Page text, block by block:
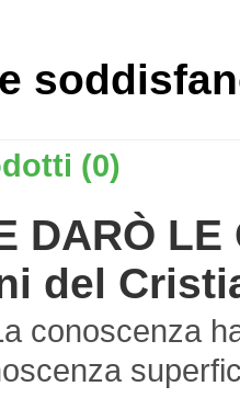
(0)
DARÒ LE
del
conoscenza